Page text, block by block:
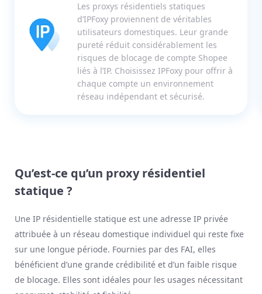
Les proxys résidentiels statiques
d’IPFoxy proviennent de véritables
utilisateurs domestiques. Leur grande
pureté réduit considérablement les
risques de blocage de compte Shopee
liés à l’IP. Choisissez IPFoxy pour offrir à
chaque compte un environnement
réseau indépendant et sécurisé.
Qu’est-ce qu’un proxy résidentiel
statique ?
Une IP résidentielle statique est une adresse IP privée
attribuée à un réseau domestique individuel qui reste fixe
sur une longue période. Fournies par des FAI, elles
bénéficient d’une grande crédibilité et d’un faible risque
de blocage. Elles sont idéales pour les usages nécessitant